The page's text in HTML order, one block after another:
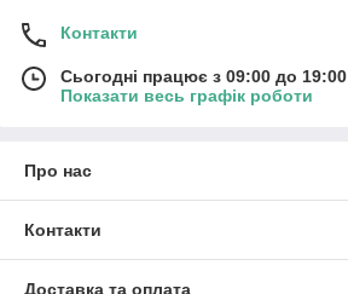
Контакти
Сьогодні працює з 09:00 до 19:00
Показати весь графік роботи
Про нас
Контакти
Доставка та оплата